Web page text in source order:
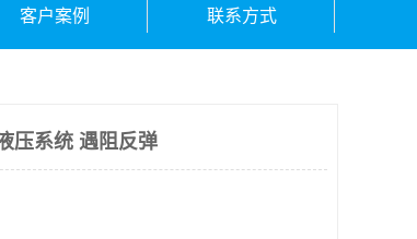
客户案例 联系方式
压系统 遇阻反弹